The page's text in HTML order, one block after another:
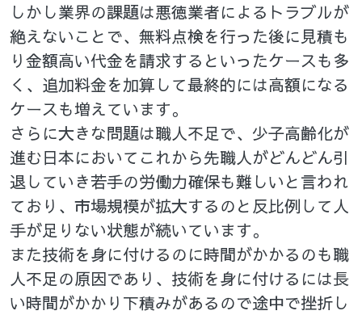
しかし業界の課題は悪徳業者によるトラブルが
絶えないことで、無料点検を行った後に見積も
り金額高い代金を請求するといったケースも多
く、追加料金を加算して最終的には高額になる
ケースも増えています。
さらに大きな問題は職人不足で、少子高齢化が
進む日本においてこれから先職人がどんどん引
退していき若手の労働力確保も難しいと言われ
ており、市場規模が拡大するのと反比例して人
手が足りない状態が続いています。
また技術を身に付けるのに時間がかかるのも職
人不足の原因であり、技術を身に付けるには長
い時間がかかり下積みがあるので途中で挫折し